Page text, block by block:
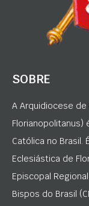
SOBRE
A Arquidiocese
Florianopolitanus)
Católica no Brasil.
Eclesiástica de
Episcopal
Bispos do Brasil